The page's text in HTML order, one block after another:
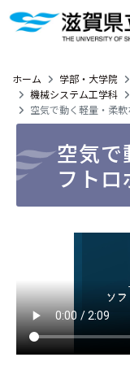
ホーム 学部・大学院
機械システム工学科
空気で動く軽量・柔
空気で
フトロ